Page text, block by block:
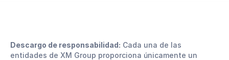
Descargo de responsabilidad: Cada una de las
entidades de XM Group proporciona únicamente un